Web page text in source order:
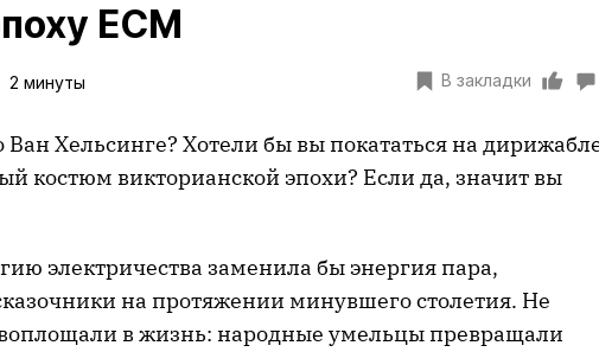
ECM
2 минуты В закладки
Хельсинге? Хотели бы вы покататься на
костюм викторианской эпохи? Если да, значит вы
электричества заменила бы энергия пара,
на протяжении минувшего столетия. Не
воплощали в жизнь: народные умельцы превращали